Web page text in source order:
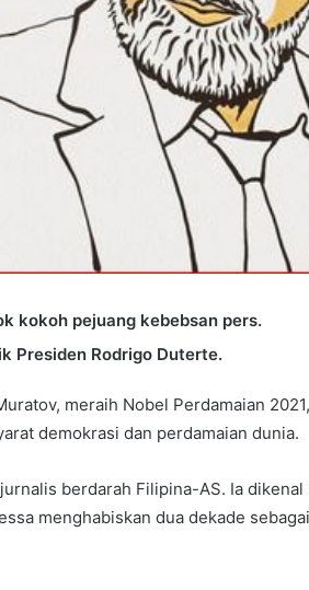
kokoh pejuang kebebsan pers.
Presiden Rodrigo Duterte.
meraih Nobel Perdamaian
demokrasi dan perdamaian dunia.
berdarah Filipina-AS. Ia
menghabiskan dua dekade